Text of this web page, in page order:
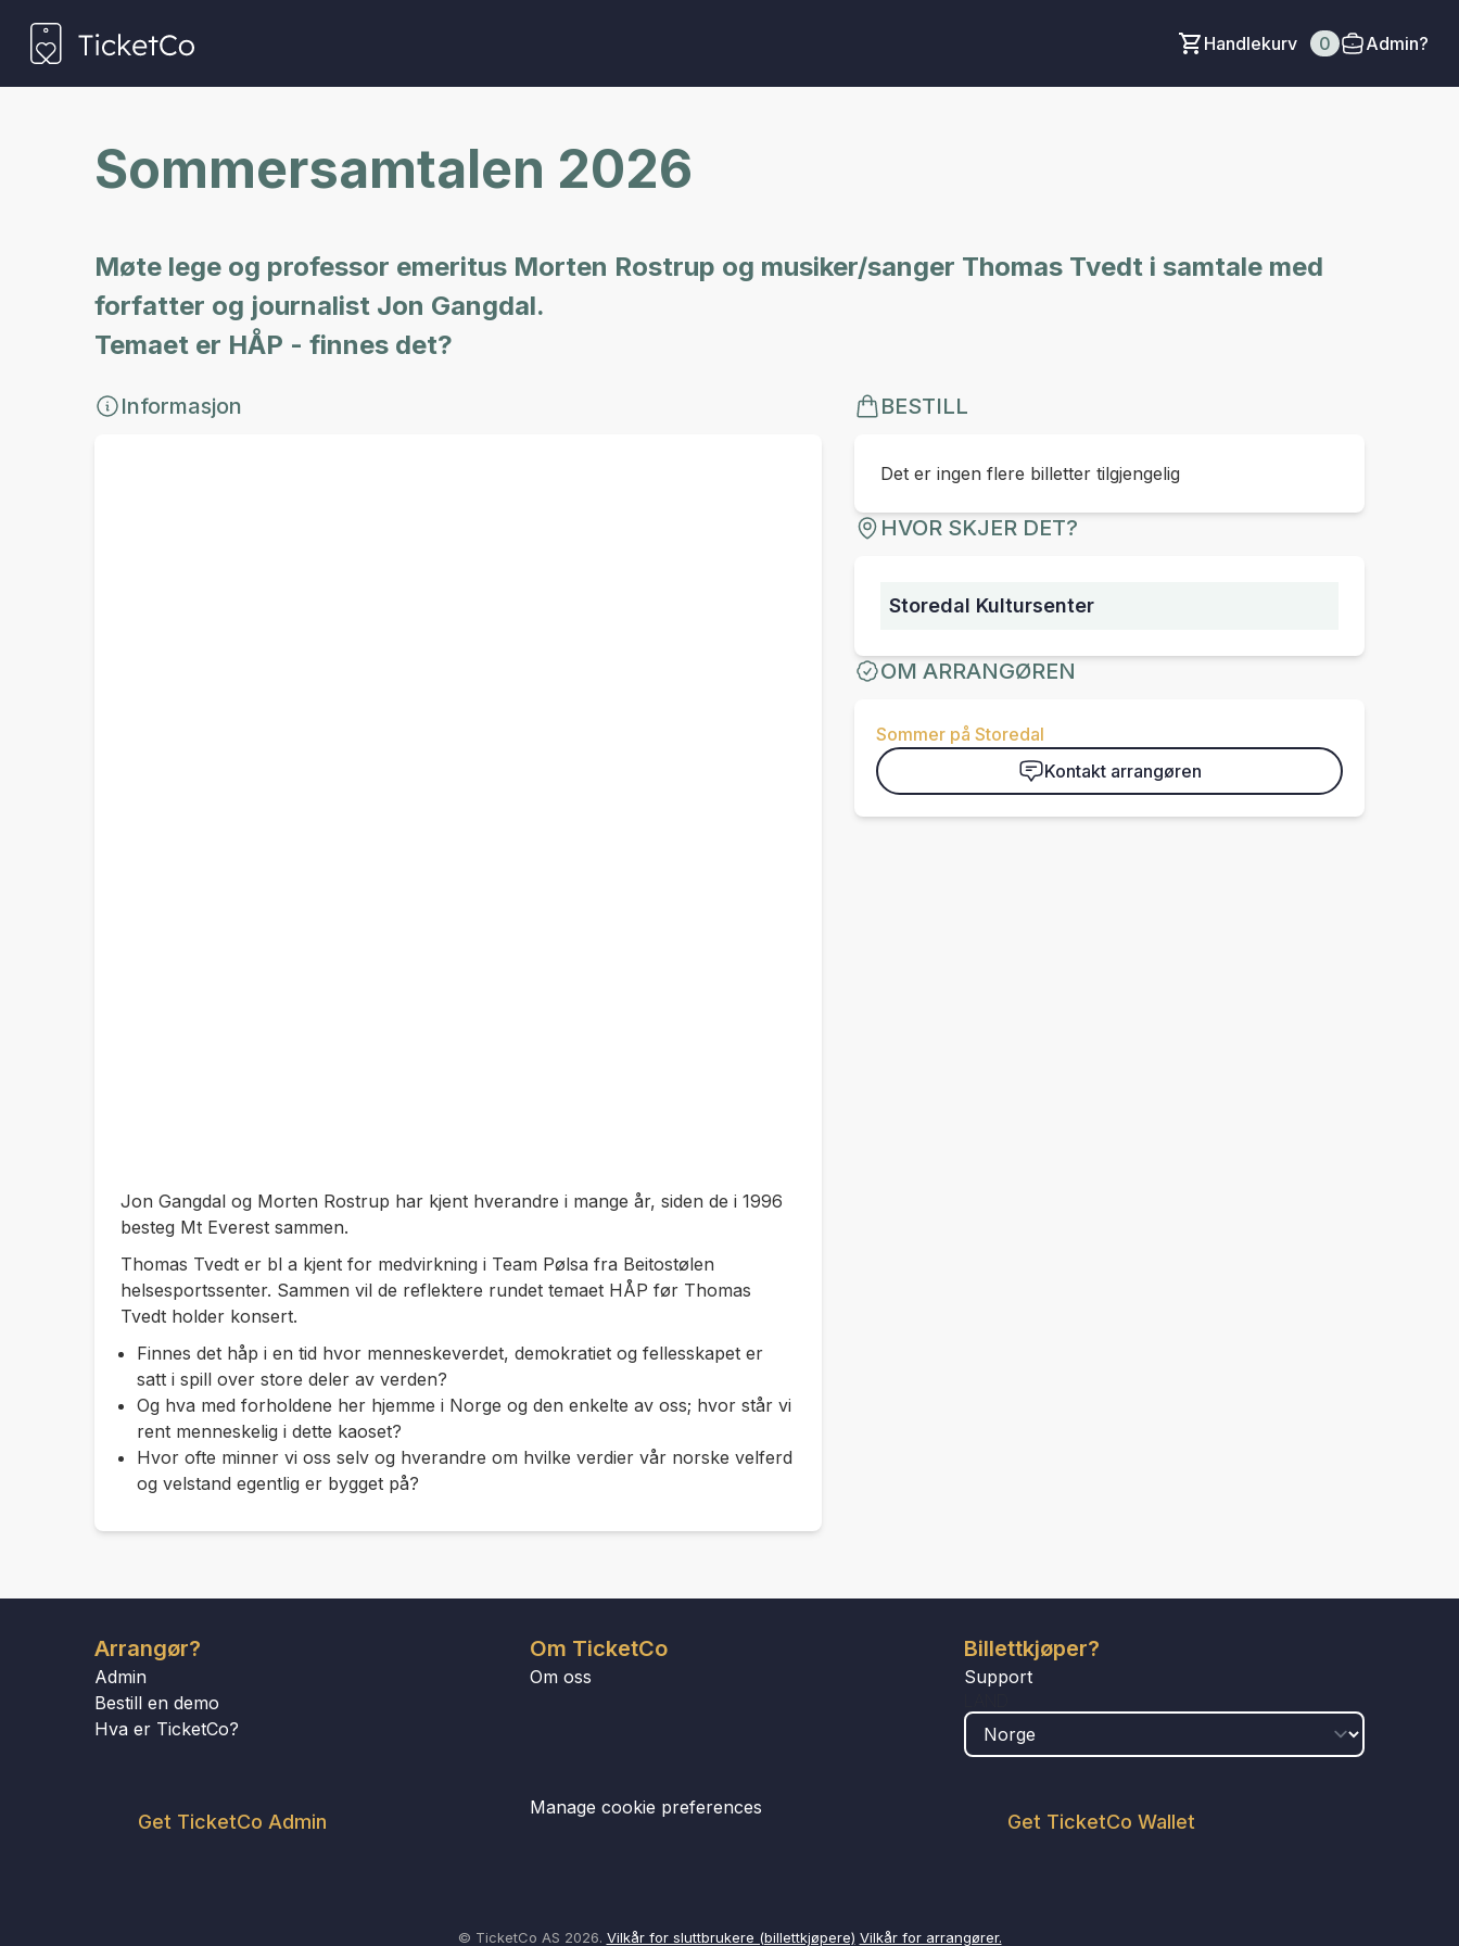
Handlekurv 0 Admin?
Sommersamtalen 2026
Møte lege og professor emeritus Morten Rostrup og musiker/sanger Thomas Tvedt i samtale med
forfatter og journalist Jon Gangdal.
Temaet er HÅP - finnes det?
Informasjon
Jon Gangdal og Morten Rostrup har kjent hverandre i mange år, siden de i 1996
besteg Mt Everest sammen.
Thomas Tvedt er bl a kjent for medvirkning i Team Pølsa fra Beitostølen
helsesportssenter. Sammen vil de reflektere rundet temaet HÅP før Thomas
Tvedt holder konsert.
Finnes det håp i en tid hvor menneskeverdet, demokratiet og fellesskapet er
satt i spill over store deler av verden?
Og hva med forholdene her hjemme i Norge og den enkelte av oss; hvor står vi
rent menneskelig i dette kaoset?
Hvor ofte minner vi oss selv og hverandre om hvilke verdier vår norske velferd
og velstand egentlig er bygget på?
BESTILL
Det er ingen flere billetter tilgjengelig
HVOR SKJER DET?
Storedal Kultursenter
OM ARRANGØREN
Sommer på Storedal
Kontakt arrangøren
Arrangør?
Admin
Bestill en demo
Hva er TicketCo?
Get TicketCo Admin
Om TicketCo
Om oss
Manage cookie preferences
Billettkjøper?
Support
Get TicketCo Wallet
© TicketCo AS 2026. Vilkår for sluttbrukere (billettkjøpere) Vilkår for arrangører.